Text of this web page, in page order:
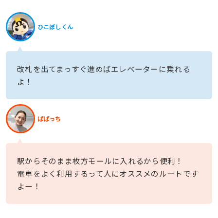
ひこぼしくん
改札を出てまっすぐ進めばエレベーターに乗れる
よ！
ばばっち
駅からそのまま枚方モールに入れるから便利！
電車をよく利用するって人にオススメのルートです
よー！